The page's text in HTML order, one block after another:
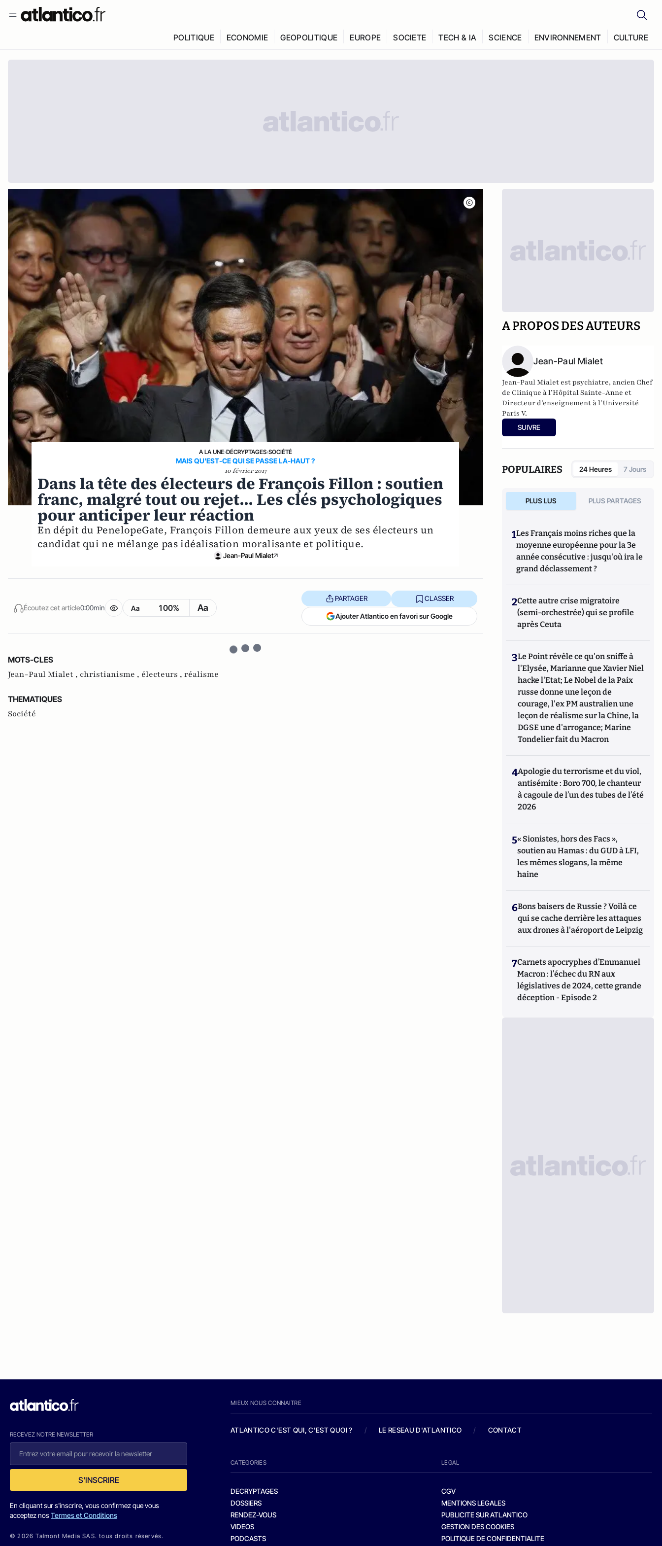
POLITIQUE ECONOMIE GEOPOLITIQUE EUROPE SOCIETE TECH & IA SCIENCE ENVIRONNEMENT CULTURE
A LA UNE›DÉCRYPTAGES›SOCIÉTÉ
MAIS QU'EST-CE QUI SE PASSE LA-HAUT ?
10 février 2017
Dans la tête des électeurs de François Fillon : soutien
franc, malgré tout ou rejet... Les clés psychologiques
pour anticiper leur réaction
En dépit du PenelopeGate, François Fillon demeure aux yeux de ses électeurs un
candidat qui ne mélange pas idéalisation moralisante et politique.
Jean-Paul Mialet
Écoutez cet article0:00min Aa 100% Aa
PARTAGER CLASSER
Ajouter Atlantico en favori sur Google
MOTS-CLES
Jean-Paul Mialet , christianisme , électeurs , réalisme
THEMATIQUES
Société
A PROPOS DES AUTEURS
Jean-Paul Mialet
Jean-Paul Mialet est psychiatre, ancien Chef
de Clinique à l’Hôpital Sainte-Anne et
Directeur d’enseignement à l’Université
Paris V.
Ses recherches portent essentiellement sur
l'attention, la douleur, et dernièrement, la
(L'attention, PUF; Sex aequo
le quiproquo
des sexes, Albin Michel) et de nombreux
2018, il a publié le livre
L'amour à l'épreuve
du temps(Albin-Michel).
SUIVRE
POPULAIRES 24 Heures 7 Jours
PLUS LUS PLUS PARTAGES
1Les Français moins riches que la
moyenne européenne pour la 3e
année consécutive : jusqu'où ira le
grand déclassement ?
2Cette autre crise migratoire
(semi-orchestrée) qui se profile
après Ceuta
3Le Point révèle ce qu'on sniffe à
l'Elysée, Marianne que Xavier Niel
hacke l'Etat; Le Nobel de la Paix
russe donne une leçon de
courage, l'ex PM australien une
leçon de réalisme sur la Chine, la
DGSE une d'arrogance; Marine
Tondelier fait du Macron
4Apologie du terrorisme et du viol,
antisémite : Boro 700, le chanteur
à cagoule de l’un des tubes de l’été
2026
5« Sionistes, hors des Facs »,
soutien au Hamas : du GUD à LFI,
les mêmes slogans, la même
haine
6Bons baisers de Russie ? Voilà ce
qui se cache derrière les attaques
aux drones à l'aéroport de Leipzig
7Carnets apocryphes d’Emmanuel
Macron : l’échec du RN aux
législatives de 2024, cette grande
déception - Episode 2
RECEVEZ NOTRE NEWSLETTER
S'INSCRIRE
En cliquant sur s'inscrire, vous confirmez que vous
acceptez nosTermes et Conditions
© 2026 Talmont Media SAS. tous droits réservés.
MIEUX NOUS CONNAITRE
ATLANTICO C'EST QUI, C'EST QUOI ? / LE RESEAU D'ATLANTICO / CONTACT
CATEGORIES
DECRYPTAGES
DOSSIERS
RENDEZ-VOUS
VIDEOS
PODCASTS
LEGAL
CGV
MENTIONS LEGALES
PUBLICITE SUR ATLANTICO
GESTION DES COOKIES
POLITIQUE DE CONFIDENTIALITE